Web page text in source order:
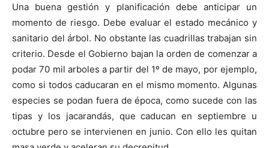
Una buena gestión y planificación debe anticipar un
momento de riesgo. Debe evaluar el estado mecánico y
sanitario del árbol. No obstante las cuadrillas trabajan sin
criterio. Desde el Gobierno bajan la orden de comenzar a
podar 70 mil arboles a partir del 1º de mayo, por ejemplo,
como si todos caducaran en el mismo momento. Algunas
especies se podan fuera de época, como sucede con las
tipas y los jacarandás, que caducan en septiembre u
octubre pero se intervienen en junio. Con ello les quitan